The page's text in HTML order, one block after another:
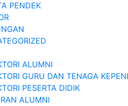
PENDEK
ALUMNI
GURU DAN TENAGA
PESERTA DIDIK
ALUMNI